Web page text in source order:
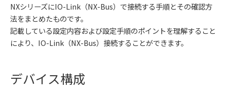
NXシリーズにIO-Link（NX-Bus）で接続する手順とその確認方
法をまとめたものです。
記載している設定内容および設定手順のポイントを理解すること
により、IO-Link（NX-Bus）接続することができます。
デバイス構成